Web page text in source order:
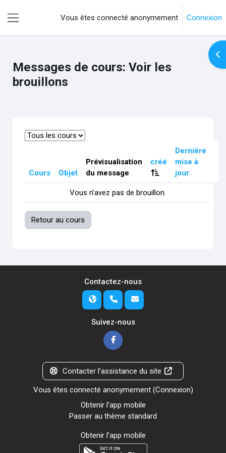
Vous êtes connecté anonymement Connexion
Messages de cours: Voir les
brouillons
Cours Objet
Prévisualisation
du message
créé
Dernière
mise à
jour
Vous n’avez pas de brouillon.
Retour au cours
Contactez-nous
Suivez-nous
Contacter l’assistance du site
Vous êtes connecté anonymement (Connexion)
Obtenir l’app mobile
Passer au thème standard
Obtenir l’app mobile